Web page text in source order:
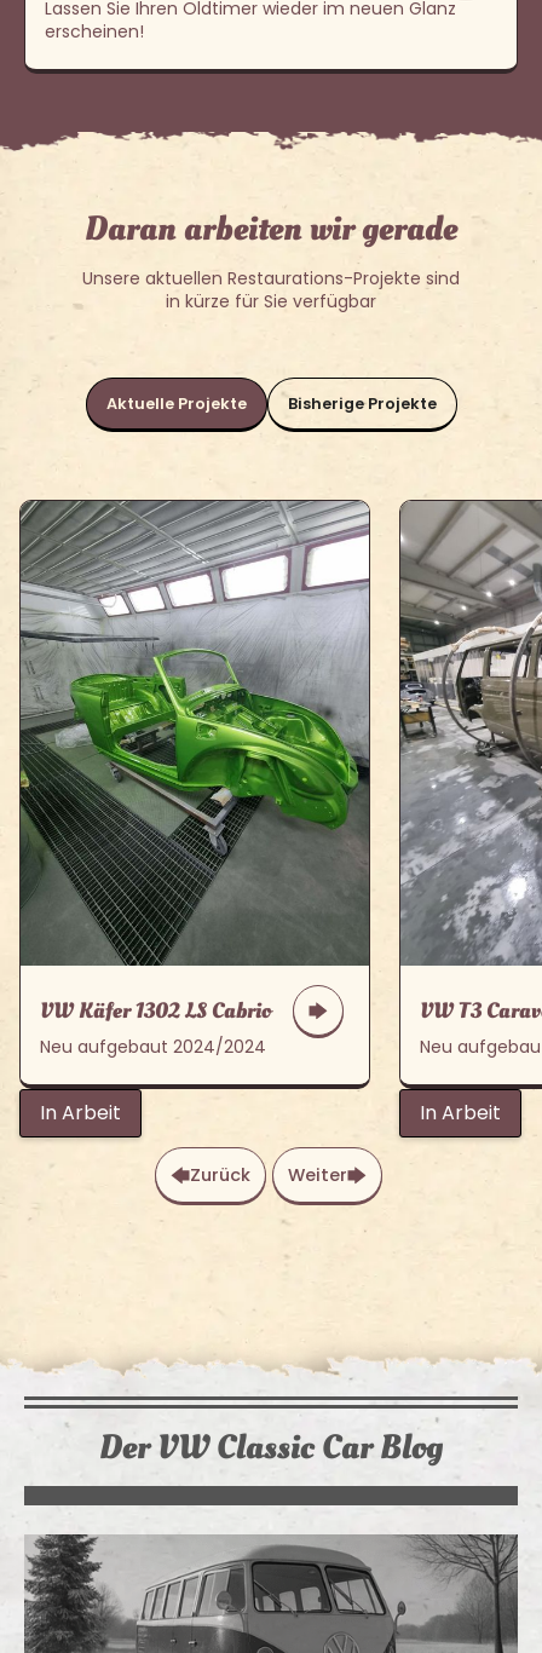
Lassen Sie Ihren Oldtimer wieder im neuen Glanz
erscheinen!
Daran arbeiten wir gerade
Unsere aktuellen Restaurations-Projekte sind
in kürze für Sie verfügbar
Aktuelle Projekte Bisherige Projekte
VW Käfer 1302 LS Cabrio
Neu aufgebaut 2024/2024
In Arbeit
VW T3
Neu
In Arbeit
Zurück Weiter
Der VW Classic Car Blog